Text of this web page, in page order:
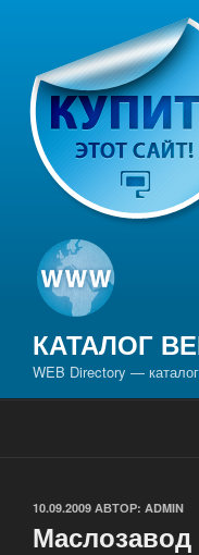
содержимому
КАТАЛОГ
WEB Directory —
ОПУБЛИКОВАНО
10.09.2009 АВТОР: ADMIN
Маслозавод